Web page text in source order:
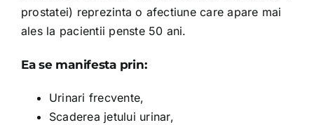
prostatei) reprezinta o afectiune care apare mai
ales la pacientii penste 50 ani.
Ea se manifesta prin:
Urinari frecvente,
Scaderea jetului urinar,